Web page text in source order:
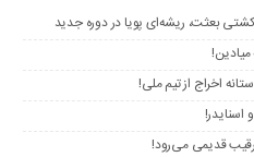
بعثت، ریشه‌ای پویا در دوره جدید
اخراج از تیم ملی!
اسنایدر!
قدیمی می‌رود!